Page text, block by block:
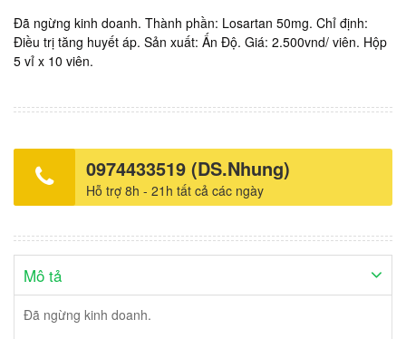
Đã ngừng kinh doanh. Thành phần: Losartan 50mg. Chỉ định:
Điều trị tăng huyết áp. Sản xuất: Ấn Độ. Giá: 2.500vnd/ viên. Hộp
5 vỉ x 10 viên.
0974433519 (DS.Nhung)
Hỗ trợ 8h - 21h tất cả các ngày
Mô tả
Đã ngừng kinh doanh.